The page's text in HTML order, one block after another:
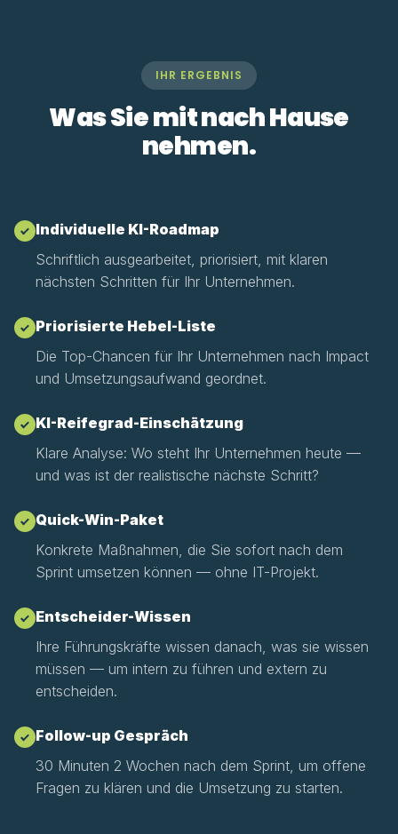
IHR ERGEBNIS
Was Sie mit nach Hause
nehmen.
Individuelle KI-Roadmap
Schriftlich ausgearbeitet, priorisiert, mit klaren
nächsten Schritten für Ihr Unternehmen.
Priorisierte Hebel-Liste
Die Top-Chancen für Ihr Unternehmen nach Impact
und Umsetzungsaufwand geordnet.
KI-Reifegrad-Einschätzung
Klare Analyse: Wo steht Ihr Unternehmen heute —
und was ist der realistische nächste Schritt?
Quick-Win-Paket
Konkrete Maßnahmen, die Sie sofort nach dem
Sprint umsetzen können — ohne IT-Projekt.
Entscheider-Wissen
Ihre Führungskräfte wissen danach, was sie wissen
müssen — um intern zu führen und extern zu
entscheiden.
Follow-up Gespräch
30 Minuten 2 Wochen nach dem Sprint, um offene
Fragen zu klären und die Umsetzung zu starten.